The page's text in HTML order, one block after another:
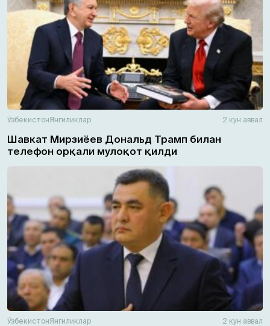
ЎзбекистонЯнгиликлар 2 кун аввал
Шавкат Мирзиёев Дональд Трамп билан
телефон орқали мулоқот қилди
ЎзбекистонЯнгиликлар 2 кун аввал